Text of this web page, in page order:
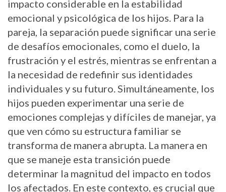
impacto considerable en la estabilidad
emocional y psicológica de los hijos. Para la
pareja, la separación puede significar una serie
de desafíos emocionales, como el duelo, la
frustración y el estrés, mientras se enfrentan a
la necesidad de redefinir sus identidades
individuales y su futuro. Simultáneamente, los
hijos pueden experimentar una serie de
emociones complejas y difíciles de manejar, ya
que ven cómo su estructura familiar se
transforma de manera abrupta. La manera en
que se maneje esta transición puede
determinar la magnitud del impacto en todos
los afectados. En este contexto, es crucial que